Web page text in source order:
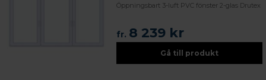
Öppningsbart 3-luft PVC fönster 2-glas Drutex
fr. 8 239 kr
Gå till produkt